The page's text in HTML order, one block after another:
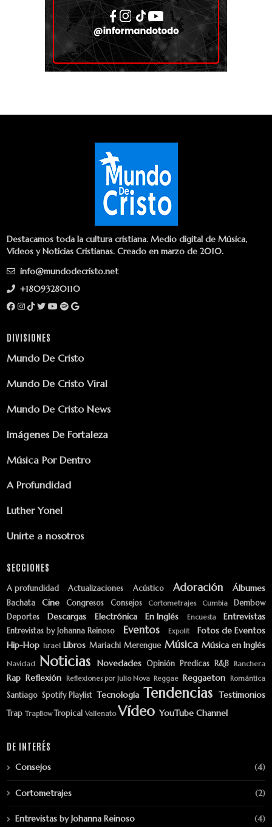
Destacamos toda la cultura cristiana. Medio digital de Música,
Vídeos y Noticias Cristianas. Creado en marzo de 2010.
info@mundodecristo.net
+18093280110
DIVISIONES
Mundo De Cristo
Mundo De Cristo Viral
Mundo De Cristo News
Imágenes De Fortaleza
Música Por Dentro
A Profundidad
Luther Yonel
Unirte a nosotros
SECCIONES
A profundidad Actualizaciones Acústico Adoración Álbumes
Bachata Cine Congresos Consejos Cortometrajes Cumbia
Dembow
Deportes
Descargas Electrónica En Inglés Encuesta Entrevistas
Entrevistas by Johanna Reinoso Eventos Expolit
Fotos de Eventos
Hip-Hop Israel Libros Mariachi Merengue Música Música en Inglés
Navidad Noticias Novedades Opinión Predicas R&B Ranchera
Rap Reflexión Reflexiones por Julio Nova Reggae Reggaeton Romántica
Santiago Spotify Playlist Tecnología Tendencias Testimonios
Trap TrapBow Tropical Vallenato Vídeo YouTube Channel
DE INTERÉS
Consejos (4)
Cortometrajes (2)
Entrevistas by Johanna Reinoso (4)